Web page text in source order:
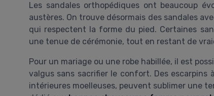
Les sandales orthopédiques ont beaucoup
austères. On trouve désormais des sandales
qui respectent la forme du pied. Certaines
une tenue de cérémonie, tout en restant de
Pour un mariage ou une robe habillée, il est
valgus sans sacrifier le confort. Des
intérieures moelleuses, peuvent sublimer une